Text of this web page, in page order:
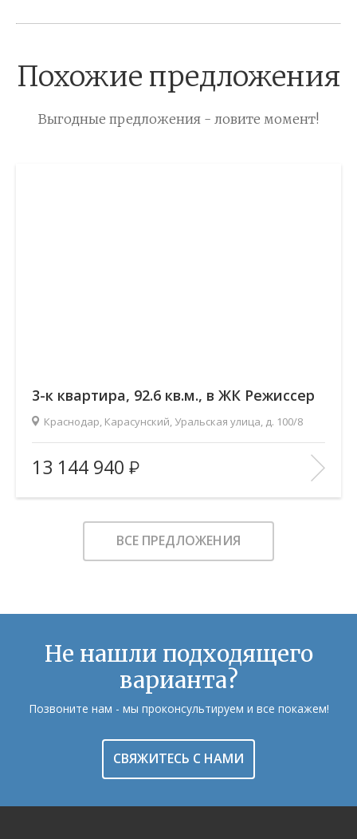
Похожие предложения
Выгодные предложения - ловите момент!
3-к квартира, 92.6 кв.м., в ЖК Режиссер
Краснодар, Карасунский, Уральская улица, д. 100/8
Площадь (общ/жил/кух), м2:
92.57/53.2/11
Количество комнат:
3
Этаж:
11/21
В ИЗБРАННОЕ
13 144 940
ВСЕ ПРЕДЛОЖЕНИЯ
Не нашли подходящего
варианта?
Позвоните нам - мы проконсультируем и все покажем!
СВЯЖИТЕСЬ С НАМИ